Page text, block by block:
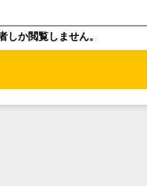
しか閲覧しません。